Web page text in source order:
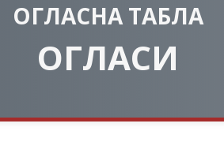
ОГЛАСНА ТАБЛА
ОГЛАСИ